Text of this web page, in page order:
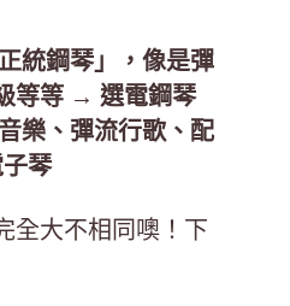
統鋼琴」，像是彈
等等 → 選電鋼琴
樂、彈流行歌、配
琴
全大不相同噢！下